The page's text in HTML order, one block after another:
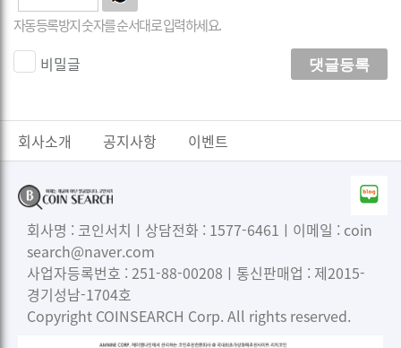
자동등록방지 숫자를 순서대로 입력하세요.
비밀글 댓글등록
회사소개 공지사항 이벤트
회사명 : 코인서치ㅣ상담전화 : 1577-6461ㅣ이메일 : coin
search@naver.com
사업자등록번호 : 251-88-00208ㅣ통신판매업 : 제2015-
경기성남-1704호
Copyright COINSEARCH Corp. All rights reserved.